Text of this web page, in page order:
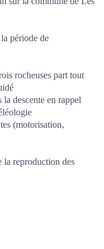
période de
rocheuses part tout
descente en rappel
(motorisation,
la reproduction des